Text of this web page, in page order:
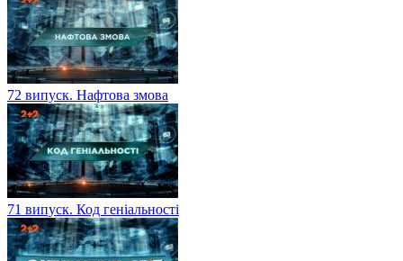
72 випуск. Нафтова змова
71 випуск. Код геніальності